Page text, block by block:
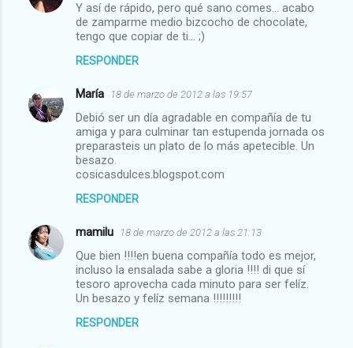
Y así de rápido, pero qué sano comes... acabo
de zamparme medio bizcocho de chocolate,
tengo que copiar de ti... ;)
RESPONDER
María 18 de marzo de 2012 a las 19:57
Debió ser un día agradable en compañía de tu
amiga y para culminar tan estupenda jornada os
preparasteis un plato de lo más apetecible. Un
besazo.
cosicasdulces.blogspot.com
RESPONDER
mamilu 18 de marzo de 2012 a las 21:13
Que bien !!!!en buena compañía todo es mejor,
incluso la ensalada sabe a gloria !!!! di que sí
tesoro aprovecha cada minuto para ser felíz.
Un besazo y felíz semana !!!!!!!!!
RESPONDER